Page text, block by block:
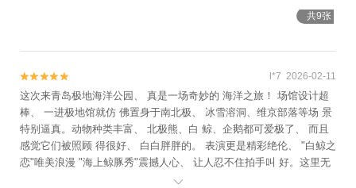
共9张

 l*7 2026-02-11
这次来青岛极地海洋公园、 真是一场奇妙的 海洋之旅！ 场馆设计超
棒、 一进极地馆就仿 佛置身于南北极、 冰雪溶洞、维京部落等场 景
特别逼真。动物种类丰富、 北极熊、白 鲸、企鹅都可爱极了、 而且
感觉它们被照顾 得很好、 白白胖胖的。 表演更是精彩绝伦、 "白鲸之
恋"唯美浪漫 "海上鲸豚秀"震撼人心、 让人忍不住拍手叫 好。这里无
论是对于大人还是小孩来说、 都 是一次难忘的体验、 绝对值得再
